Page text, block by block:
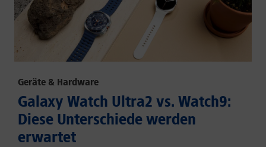
Geräte & Hardware
Galaxy Watch Ultra2 vs. Watch9:
Diese Unterschiede werden
erwartet